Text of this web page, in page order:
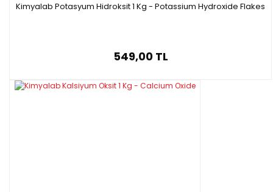
Kimyalab Potasyum Hidroksit 1 Kg - Potassium Hydroxide Flakes
549,00 TL